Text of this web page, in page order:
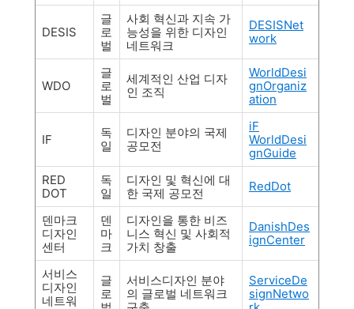
DESIS
글
로
벌
사회 혁신과 지속 가
능성을 위한 디자인
네트워크
DESISNet
work
WDO
글
로
벌
세계적인 산업 디자
인 조직
WorldDesi
gnOrganiz
ation
IF
독
일
디자인 분야의 국제
공모전
iF
WorldDesi
gnGuide
RED
DOT
독
일
디자인 및 혁신에 대
한 국제 공모전
RedDot
덴마크
디자인
센터
덴
마
크
디자인을 통한 비즈
니스 혁신 및 사회적
가치 창출
DanishDes
ignCenter
서비스
디자인
네트워
글
로
서비스디자인 분야
의 글로벌 네트워크
ServiceDe
signNetwo